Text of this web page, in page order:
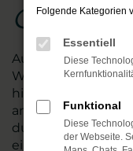
Augen auf beim
Wir vom
hin und führen
an einen anderen
durch. Wir stellen
einwandfrei
Folgende Kategorien
Essentiell
Diese
Funktional
Diese
der Webseite.